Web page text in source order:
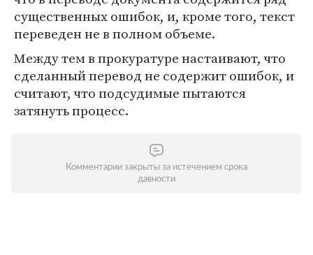
существенных ошибок, и, кроме того, текст
переведен не в полном объеме.
Между тем в прокуратуре настаивают, что
сделанный перевод не содержит ошибок, и
считают, что подсудимые пытаются
затянуть процесс.
Комментарии закрыты за истечением срока
давности